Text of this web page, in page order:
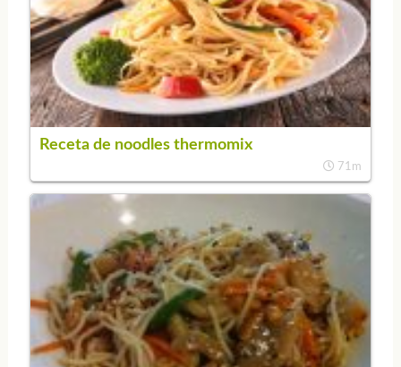
Receta de noodles thermomix
71m